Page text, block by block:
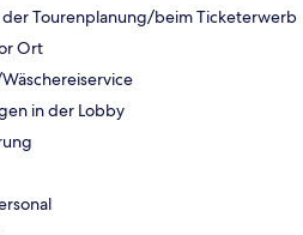
Tourenplanung/beim Ticketerwerb
Ort
in der Lobby